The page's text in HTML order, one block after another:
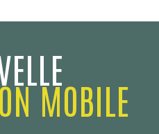
MOBILE